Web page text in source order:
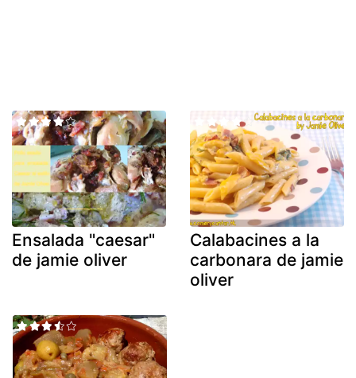
Ensalada "caesar"
de jamie oliver
Calabacines a la
carbonara de jamie
oliver